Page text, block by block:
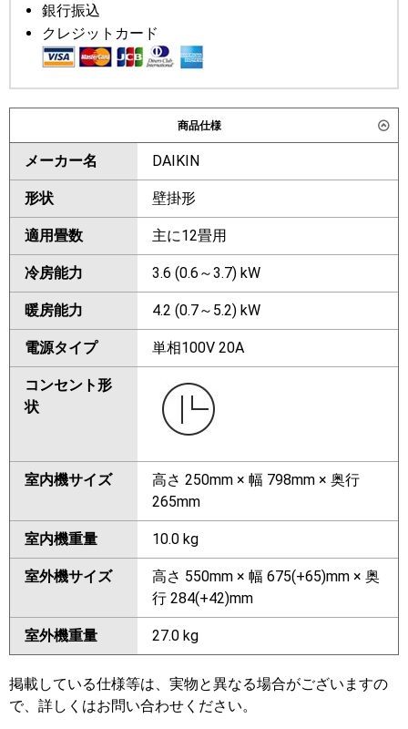
銀行振込
クレジットカード
商品仕様
メーカー名 DAIKIN
形状 壁掛形
適用畳数 主に12畳用
冷房能力 3.6 (0.6～3.7) kW
暖房能力 4.2 (0.7～5.2) kW
電源タイプ 単相100V 20A
コンセント形
状
室内機サイズ
高さ 250mm × 幅 798mm × 奥行
265mm
室内機重量 10.0 kg
室外機サイズ
高さ 550mm × 幅 675(+65)mm × 奥
行 284(+42)mm
室外機重量 27.0 kg
掲載している仕様等は、実物と異なる場合がございますの
で、詳しくはお問い合わせください。